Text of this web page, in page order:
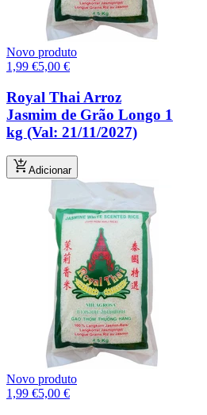
Novo produto
1,99 €5,00 €
Royal Thai Arroz
Jasmim de Grão Longo 1
kg (Val: 21/11/2027)
Adicionar
Novo produto
1,99 €5,00 €